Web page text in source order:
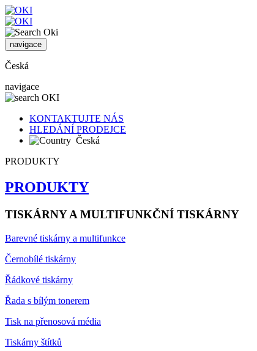
navigace
Česká
navigace
KONTAKTUJTE NÁS
HLEDÁNÍ PRODEJCE
Česká
PRODUKTY
PRODUKTY
TISKÁRNY A MULTIFUNKČNÍ TISKÁRNY
Barevné tiskárny a multifunkce
Černobílé tiskárny
Řádkové tiskárny
Řada s bílým tonerem
Tisk na přenosová média
Tiskárny štítků